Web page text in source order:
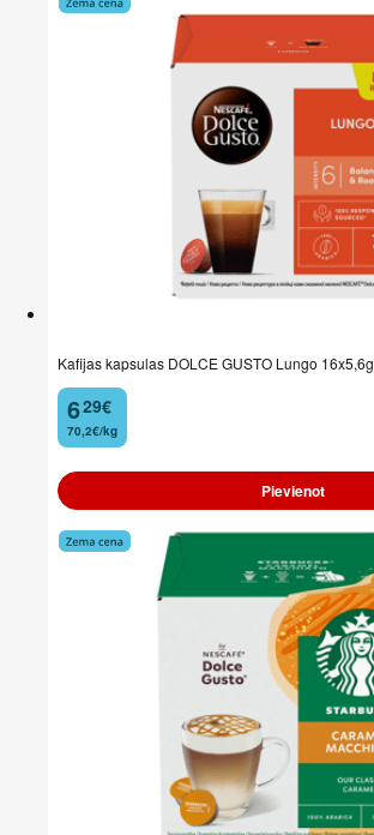
Kafijas kapsulas DOLCE GUSTO Lungo 16x5,6g
6
. 29€
70,2€/kg
Pievienot